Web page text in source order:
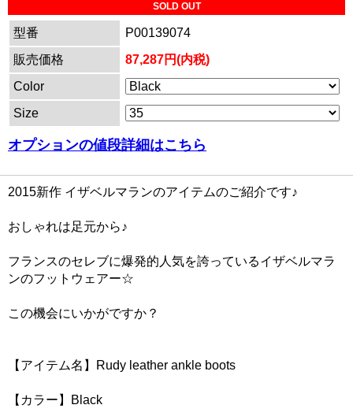
SOLD OUT
型番
P00139074
販売価格
87,287円(内税)
Color
Size
オプションの値段詳細はこちら
2015新作 イザベルマランのアイテムのご紹介です♪
おしゃれは足元から♪
フランスのセレブに爆発的人気を誇っているイザベルマラ
ンのフットウェアー☆
この機会にいかがですか？
【アイテム名】Rudy leather ankle boots
【カラー】Black